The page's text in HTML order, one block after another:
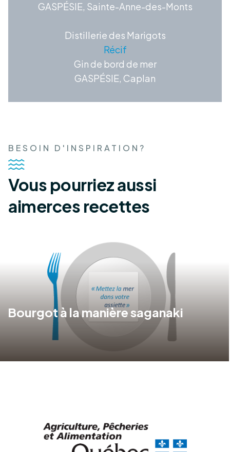
GASPÉSIE, Sainte-Anne-des-Monts
Distillerie des Marigots
Récif
Gin de bord de mer
GASPÉSIE, Caplan
BESOIN D'INSPIRATION?
Vous pourriez aussi
aimerces recettes
Bourgot à la manière saganaki